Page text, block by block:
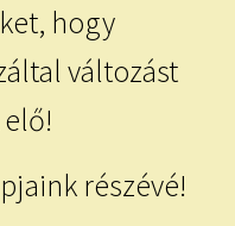
hogy
változást
részévé!